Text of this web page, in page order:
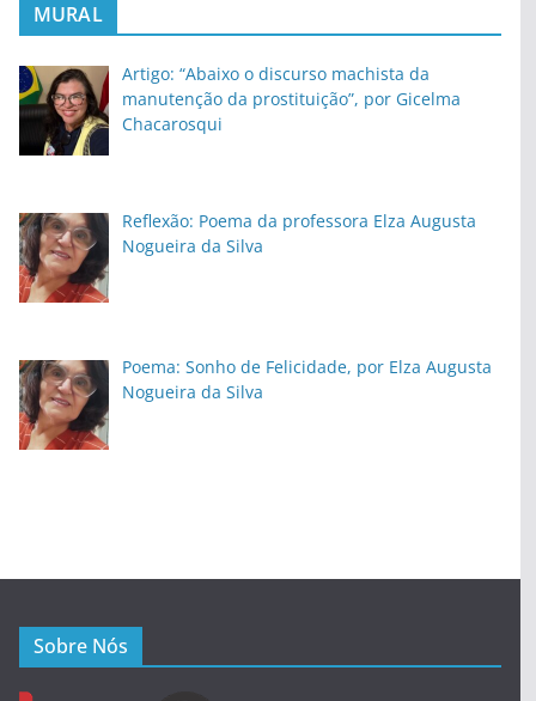
MURAL
Artigo: “Abaixo o discurso machista da
manutenção da prostituição”, por Gicelma
Chacarosqui
Reflexão: Poema da professora Elza Augusta
Nogueira da Silva
Poema: Sonho de Felicidade, por Elza Augusta
Nogueira da Silva
Sobre Nós